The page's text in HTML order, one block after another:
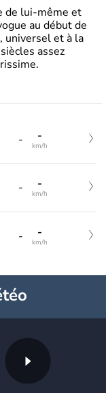
de lui-même et
au début de
universel et à la
assez
- -
km/h
- -
km/h
- -
km/h